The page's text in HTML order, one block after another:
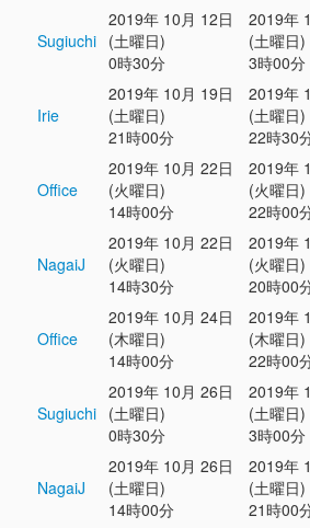
Sugiuchi
2019年 10月 12日
(土曜日)
0時30分
2019年
(土曜日)
3時00分
Irie
2019年 10月 19日
(土曜日)
21時00分
2019年
(土曜日)
22時30
Office
2019年 10月 22日
(火曜日)
14時00分
2019年
(火曜日)
22時00
NagaiJ
2019年 10月 22日
(火曜日)
14時30分
2019年
(火曜日)
20時00
Office
2019年 10月 24日
(木曜日)
14時00分
2019年
(木曜日)
22時00
Sugiuchi
2019年 10月 26日
(土曜日)
0時30分
2019年
(土曜日)
3時00分
NagaiJ
2019年 10月 26日
(土曜日)
14時00分
2019年
(土曜日)
21時00